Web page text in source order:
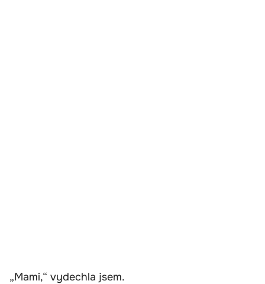
„Mami,“ vydechla jsem.